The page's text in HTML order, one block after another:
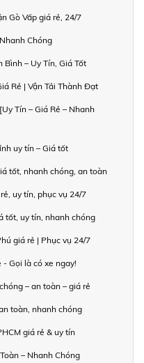
Gò Vấp giá rẻ, 24/7
Chóng
Bình – Uy Tín, Giá Tốt
Rẻ | Vận Tải Thành Đạt
Tín – Giá Rẻ – Nhanh
uy tín – Giá tốt
tốt, nhanh chóng, an toàn
uy tín, phục vụ 24/7
tốt, uy tín, nhanh chóng
giá rẻ | Phục vụ 24/7
Gọi là có xe ngay!
– an toàn – giá rẻ
toàn, nhanh chóng
giá rẻ & uy tín
– Nhanh Chóng